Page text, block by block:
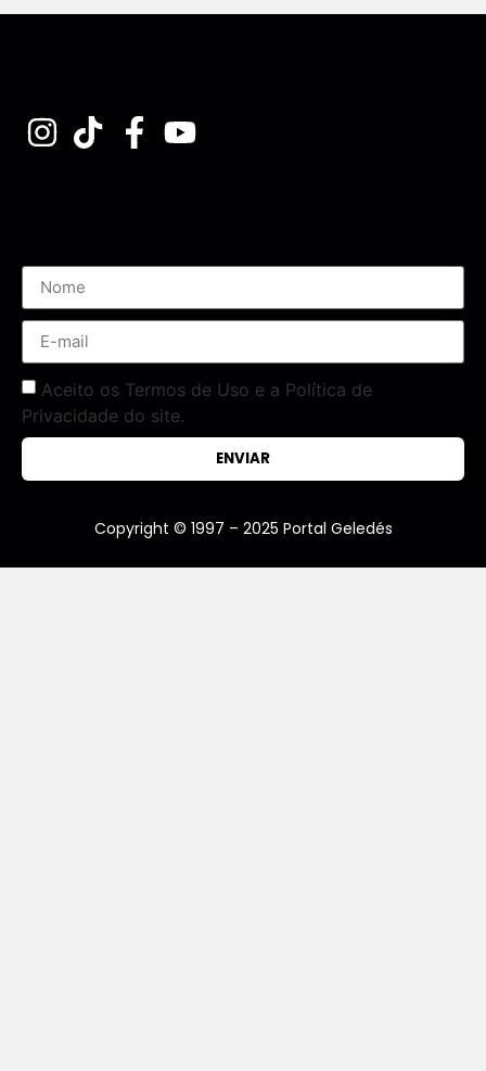
Aceito os Termos de Uso e a Política de
Privacidade do site.
ENVIAR
Copyright © 1997 – 2025 Portal Geledés